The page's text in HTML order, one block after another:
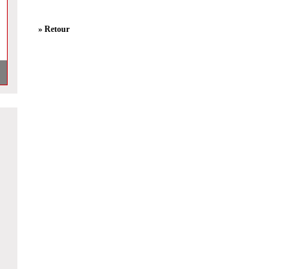
» Retour